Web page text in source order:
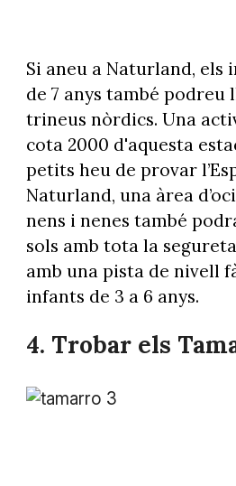
Si aneu a Naturland, els
de 7 anys també podreu
trineus nòrdics. Una
cota 2000 d'aquesta
petits heu de provar
Naturland, una àrea
nens i nenes també
sols amb tota la
amb una pista de nivell
infants de 3 a 6 anys.
4. Trobar els